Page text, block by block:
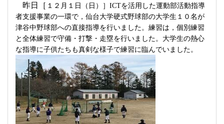
昨日［ １２月１日（日）］ ICTを活用した運動部活動指導
者支援事業の一環で，仙台大学硬式野球部の大学生１０名が
津谷中野球部への直接指導を行いました。練習は，個別練習
と全体練習で守備・打撃・走塁を行いました。大学生の熱心
な指導に子供たちも真剣な様子で練習に臨んでいました。